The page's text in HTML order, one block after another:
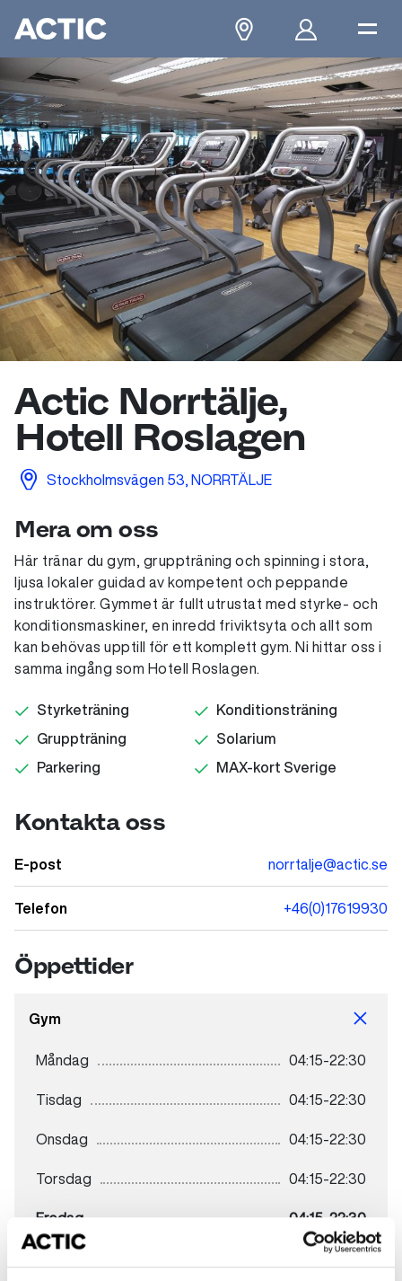
Actic Norrtälje,
Hotell Roslagen
Stockholmsvägen 53, NORRTÄLJE
Mera om oss
Här tränar du gym, gruppträning och spinning i stora,
ljusa lokaler guidad av kompetent och peppande
instruktörer. Gymmet är fullt utrustat med styrke- och
konditionsmaskiner, en inredd friviktsyta och allt som
kan behövas upptill för ett komplett gym. Ni hittar oss i
samma ingång som Hotell Roslagen.
Styrketräning
Konditionsträning
Gruppträning
Solarium
Parkering
MAX-kort Sverige
Kontakta oss
E-post norrtalje@actic.se
Telefon +46(0)17619930
Öppettider
Gym
Måndag 04:15-22:30
Tisdag 04:15-22:30
Onsdag 04:15-22:30
Torsdag 04:15-22:30
Fredag 04:15-22:30
04:15-22:30